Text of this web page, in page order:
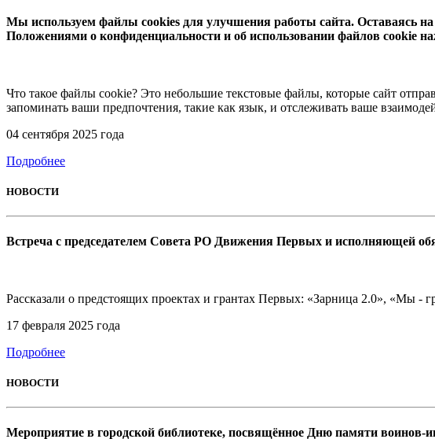
Мы используем файлы cookies для улучшения работы сайта. Оставаясь
Положениями о конфиденциальности и об использовании файлов
Что такое файлы cookie? Это небольшие текстовые файлы, которые сайт
запоминать ваши предпочтения, такие как язык, и отслеживать ваше
04 сентября 2025 года
Подробнее
НОВОСТИ
Встреча с председателем Совета РО Движения Первых и исполняющей
Рассказали о предстоящих проектах и грантах Первых: «Зарница 2.0», «Мы -
17 февраля 2025 года
Подробнее
НОВОСТИ
Мероприятие в городской библиотеке, посвящённое Дню памяти воинов-